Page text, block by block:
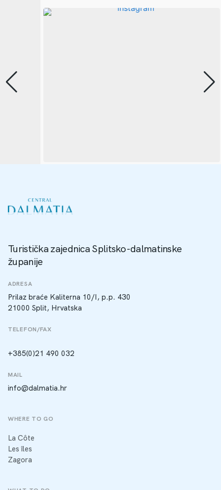
Turistička zajednica Splitsko-dalmatinske
županije
ADRESA
Prilaz braće Kaliterna 10/I, p.p. 430
21000 Split, Hrvatska
TELEFON/FAX
+385(0)21 490 032
MAIL
info@dalmatia.hr
WHERE TO GO
La Côte
Les îles
Zagora